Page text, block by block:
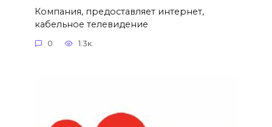
Компания, предоставляет интернет,
кабельное телевидение
0 1.3к.